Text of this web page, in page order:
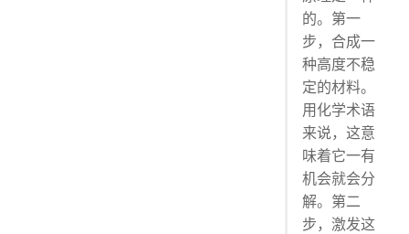
的。第一
步，合成一
种高度不稳
定的材料。
用化学术语
来说，这意
味着它一有
机会就会分
解。第二
步，激发这